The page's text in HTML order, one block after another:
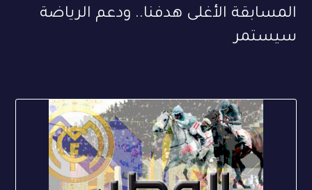
المسابقة الأغلى هدفنا.. ودعم الرياضة
سيستمر